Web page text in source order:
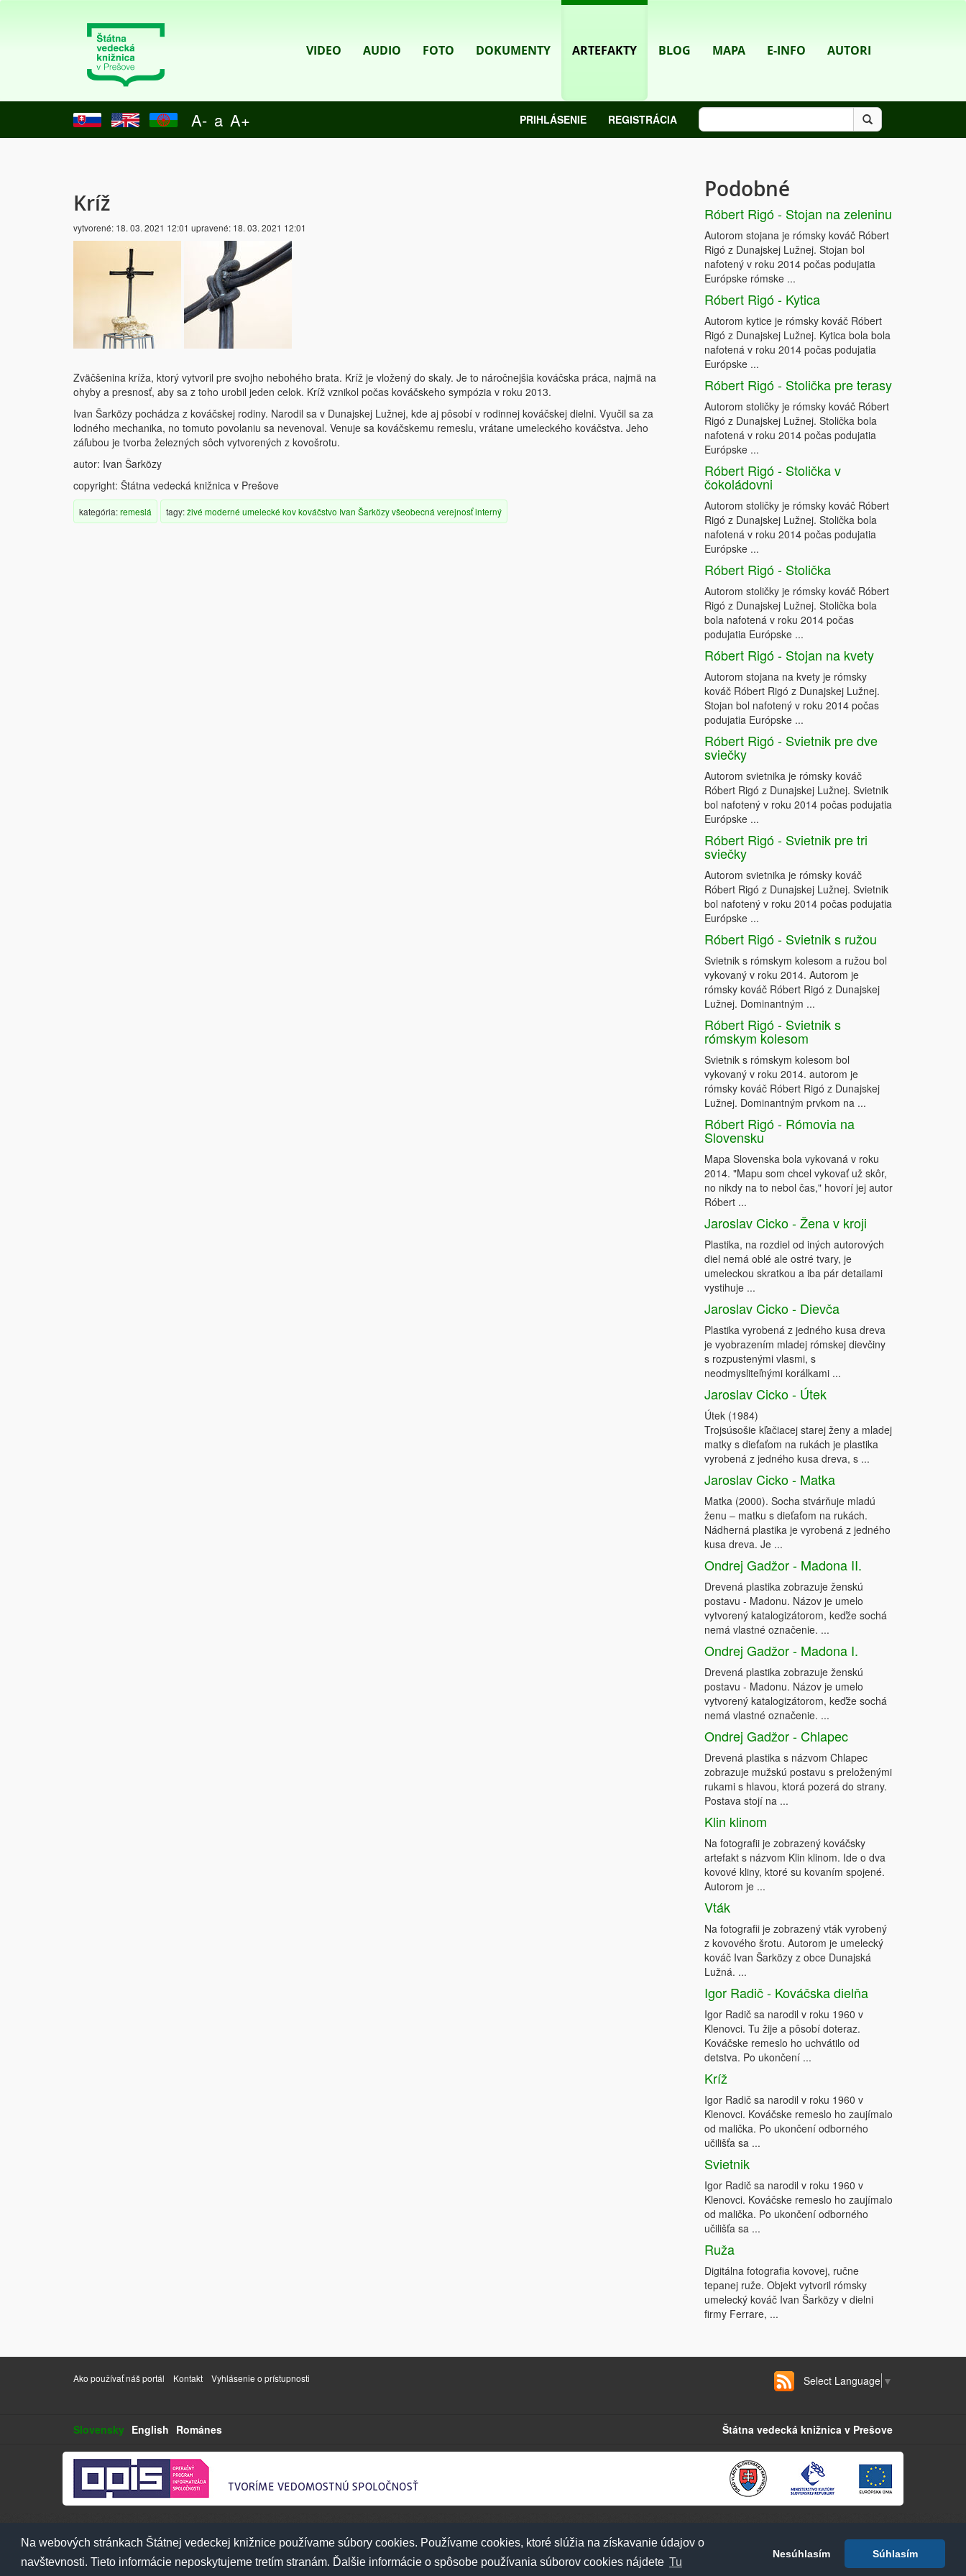
Na webových stránkach Štátnej vedeckej knižnice používame súbory cookies. Používame cookies, ktoré slúžia na získavanie údajov o
navštevnosti. Tieto informácie neposkytujeme tretím stranám. Ďalšie informácie o spôsobe používania súborov cookies nájdete Tu
Nesúhlasím Súhlasím
VIDEO AUDIO FOTO DOKUMENTY ARTEFAKTY BLOG MAPA E-INFO AUTORI
A- a A+ PRIHLÁSENIE REGISTRÁCIA
Kríž
vytvorené: 18. 03. 2021 12:01 upravené: 18. 03. 2021 12:01
Zväčšenina kríža, ktorý vytvoril pre svojho nebohého brata. Kríž je vložený do skaly. Je to náročnejšia kováčska práca, najmä na
ohyby a presnosť, aby sa z toho urobil jeden celok. Kríž vznikol počas kováčskeho sympózia v roku 2013.
Ivan Šarközy pochádza z kováčskej rodiny. Narodil sa v Dunajskej Lužnej, kde aj pôsobí v rodinnej kováčskej dielni. Vyučil sa za
lodného mechanika, no tomuto povolaniu sa nevenoval. Venuje sa kováčskemu remeslu, vrátane umeleckého kováčstva. Jeho
záľubou je tvorba železných sôch vytvorených z kovošrotu.
autor: Ivan Šarközy
copyright: Štátna vedecká knižnica v Prešove
kategória:remeslá tagy:živé moderné umelecké kovkováčstvo Ivan Šarközyvšeobecná verejnosťinterný
Podobné
Róbert Rigó - Stojan na zeleninu
Autorom stojana je rómsky kováč Róbert
Rigó z Dunajskej Lužnej. Stojan bol
nafotený v roku 2014 počas podujatia
Európske rómske ...
Róbert Rigó - Kytica
Autorom kytice je rómsky kováč Róbert
Rigó z Dunajskej Lužnej. Kytica bola bola
nafotená v roku 2014 počas podujatia
Európske ...
Róbert Rigó - Stolička pre terasy
Autorom stoličky je rómsky kováč Róbert
Rigó z Dunajskej Lužnej. Stolička bola
nafotená v roku 2014 počas podujatia
Európske ...
Róbert Rigó - Stolička v
čokoládovni
Autorom stoličky je rómsky kováč Róbert
Rigó z Dunajskej Lužnej. Stolička bola
nafotená v roku 2014 počas podujatia
Európske ...
Róbert Rigó - Stolička
Autorom stoličky je rómsky kováč Róbert
Rigó z Dunajskej Lužnej. Stolička bola
bola nafotená v roku 2014 počas
podujatia Európske ...
Róbert Rigó - Stojan na kvety
Autorom stojana na kvety je rómsky
kováč Róbert Rigó z Dunajskej Lužnej.
Stojan bol nafotený v roku 2014 počas
podujatia Európske ...
Róbert Rigó - Svietnik pre dve
sviečky
Autorom svietnika je rómsky kováč
Róbert Rigó z Dunajskej Lužnej. Svietnik
bol nafotený v roku 2014 počas podujatia
Európske ...
Róbert Rigó - Svietnik pre tri
sviečky
Autorom svietnika je rómsky kováč
Róbert Rigó z Dunajskej Lužnej. Svietnik
bol nafotený v roku 2014 počas podujatia
Európske ...
Róbert Rigó - Svietnik s ružou
Svietnik s rómskym kolesom a ružou bol
vykovaný v roku 2014. Autorom je
rómsky kováč Róbert Rigó z Dunajskej
Lužnej. Dominantným ...
Róbert Rigó - Svietnik s
rómskym kolesom
Svietnik s rómskym kolesom bol
vykovaný v roku 2014. autorom je
rómsky kováč Róbert Rigó z Dunajskej
Lužnej. Dominantným prvkom na ...
Róbert Rigó - Rómovia na
Slovensku
Mapa Slovenska bola vykovaná v roku
2014. "Mapu som chcel vykovať už skôr,
no nikdy na to nebol čas," hovorí jej autor
Róbert ...
Jaroslav Cicko - Žena v kroji
Plastika, na rozdiel od iných autorových
diel nemá oblé ale ostré tvary, je
umeleckou skratkou a iba pár detailami
vystihuje ...
Jaroslav Cicko - Dievča
Plastika vyrobená z jedného kusa dreva
je vyobrazením mladej rómskej dievčiny
s rozpustenými vlasmi, s
neodmysliteľnými korálkami ...
Jaroslav Cicko - Útek
Útek (1984)
Trojsúsošie kľačiacej starej ženy a mladej
matky s dieťaťom na rukách je plastika
vyrobená z jedného kusa dreva, s ...
Jaroslav Cicko - Matka
Matka (2000). Socha stvárňuje mladú
ženu – matku s dieťaťom na rukách.
Nádherná plastika je vyrobená z jedného
kusa dreva. Je ...
Ondrej Gadžor - Madona II.
Drevená plastika zobrazuje ženskú
postavu - Madonu. Názov je umelo
vytvorený katalogizátorom, keďže sochá
nemá vlastné označenie. ...
Ondrej Gadžor - Madona I.
Drevená plastika zobrazuje ženskú
postavu - Madonu. Názov je umelo
vytvorený katalogizátorom, keďže sochá
nemá vlastné označenie. ...
Ondrej Gadžor - Chlapec
Drevená plastika s názvom Chlapec
zobrazuje mužskú postavu s preloženými
rukami s hlavou, ktorá pozerá do strany.
Postava stojí na ...
Klin klinom
Na fotografii je zobrazený kováčsky
artefakt s názvom Klin klinom. Ide o dva
kovové kliny, ktoré su kovaním spojené.
Autorom je ...
Vták
Na fotografii je zobrazený vták vyrobený
z kovového šrotu. Autorom je umelecký
kováč Ivan Šarközy z obce Dunajská
Lužná. ...
Igor Radič - Kováčska dielňa
Igor Radič sa narodil v roku 1960 v
Klenovci. Tu žije a pôsobí doteraz.
Kováčske remeslo ho uchvátilo od
detstva. Po ukončení ...
Kríž
Igor Radič sa narodil v roku 1960 v
Klenovci. Kováčske remeslo ho zaujímalo
od malička. Po ukončení odborného
učilišťa sa ...
Svietnik
Igor Radič sa narodil v roku 1960 v
Klenovci. Kováčske remeslo ho zaujímalo
od malička. Po ukončení odborného
učilišťa sa ...
Ruža
Digitálna fotografia kovovej, ručne
tepanej ruže. Objekt vytvoril rómsky
umelecký kováč Ivan Šarközy v dielni
firmy Ferrare, ...
Ako používať náš portál Kontakt Vyhlásenie o prístupnosti Select Language ▼
Slovensky English Románes Štátna vedecká knižnica v Prešove